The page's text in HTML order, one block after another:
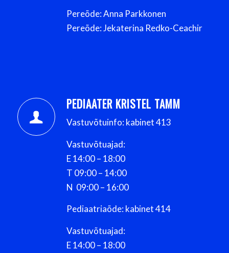
Pereõde: Anna Parkkonen
Pereõde: Jekaterina Redko-Ceachir
PEDIAATER KRISTEL TAMM
Vastuvõtuinfo: kabinet 413
Vastuvõtuajad:
E 14:00 – 18:00
T 09:00 – 14:00
N 09:00 – 16:00
Pediaatriaõde: kabinet 414
Vastuvõtuajad:
E 14:00 – 18:00